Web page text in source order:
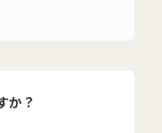
か？